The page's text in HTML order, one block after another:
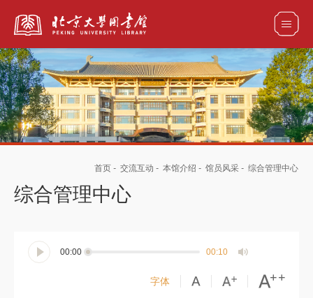
全部资源
首页 - 交流互动 - 本馆介绍 - 馆员风采 - 综合管理中心
综合管理中心
00:00 00:10
字体